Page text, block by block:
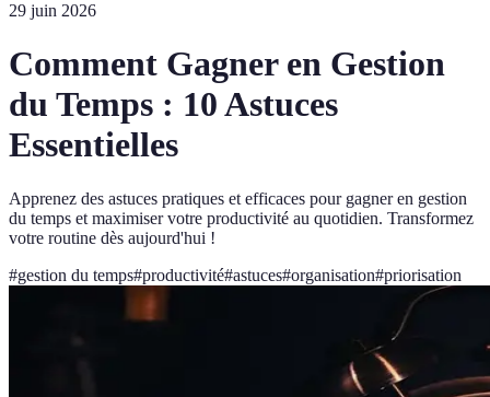
29 juin 2026
Comment Gagner en Gestion
du Temps : 10 Astuces
Essentielles
Apprenez des astuces pratiques et efficaces pour gagner en gestion
du temps et maximiser votre productivité au quotidien. Transformez
votre routine dès aujourd'hui !
#gestion du temps#productivité#astuces#organisation#priorisation